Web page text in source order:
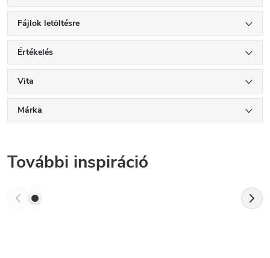
Fájlok letöltésre
Értékelés
Vita
Márka
További inspiráció